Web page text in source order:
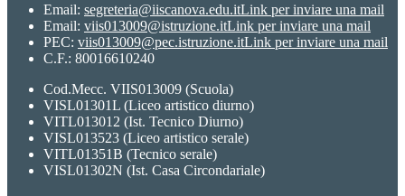
Email: segreteria@iiscanova.edu.itLink per inviare una mail
Email: viis013009@istruzione.itLink per inviare una mail
PEC: viis013009@pec.istruzione.itLink per inviare una mail
C.F.: 80016610240
Cod.Mecc. VIIS013009 (Scuola)
VISL01301L (Liceo artistico diurno)
VITL013012 (Ist. Tecnico Diurno)
VISL013523 (Liceo artistico serale)
VITL01351B (Tecnico serale)
VISL01302N (Ist. Casa Circondariale)